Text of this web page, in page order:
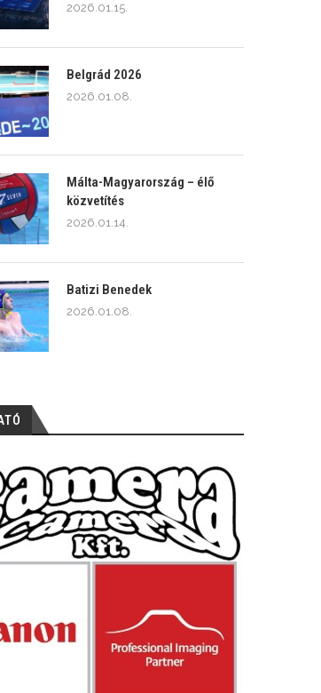
2026.01.15.
Belgrád 2026
2026.01.08.
Málta-Magyarország – élő
közvetítés
2026.01.14.
Batizi Benedek
2026.01.08.